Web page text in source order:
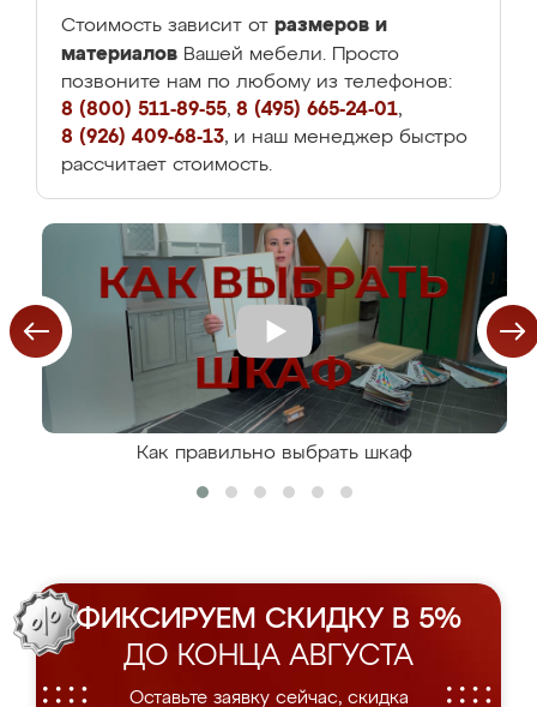
Стоимость зависит от размеров и
материалов Вашей мебели. Просто
позвоните нам по любому из телефонов:
8 (800) 511-89-55, 8 (495) 665-24-01,
8 (926) 409-68-13, и наш менеджер быстро
рассчитает стоимость.
Как правильно выбрать шкаф
ФИКСИРУЕМ СКИДКУ В 5%
ДО КОНЦА АВГУСТА
Оставьте заявку сейчас, скидка